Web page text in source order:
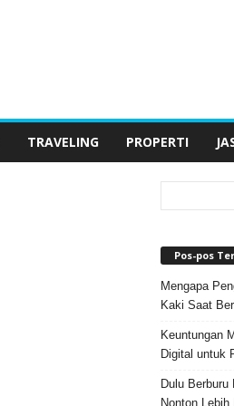
TRAVELING PROPERTI
Pos-pos
Mengapa
Kaki Saat
Keuntungan
Digital untuk
Dulu
Nonton